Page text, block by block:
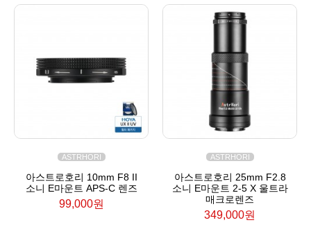
ASTRHORI
아스트로호리 10mm F8 II
소니 E마운트 APS-C 렌즈
99,000원
ASTRHORI
아스트로호리 25mm F2.8
소니 E마운트 2-5 X 울트라
매크로렌즈
349,000원